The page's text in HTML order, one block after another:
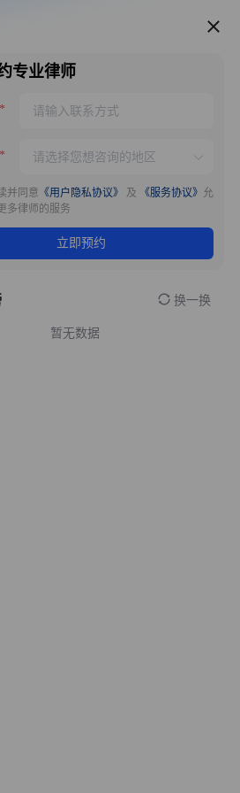
服务推荐
专业律师
并同意 《用户隐私协议》 及 《服务协议》 允
多律师的服务
立即预约
换一换
暂无数据